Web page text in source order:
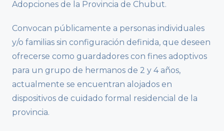
Adopciones de la Provincia de Chubut.
Convocan públicamente a personas individuales
y/o familias sin configuración definida, que deseen
ofrecerse como guardadores con fines adoptivos
para un grupo de hermanos de 2 y 4 años,
actualmente se encuentran alojados en
dispositivos de cuidado formal residencial de la
provincia.